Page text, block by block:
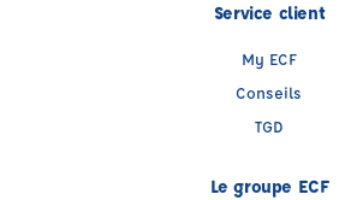
Service client
My ECF
Conseils
TGD
Le groupe ECF